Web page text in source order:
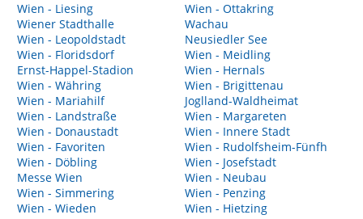
Wien - Liesing
Wiener Stadthalle
Wien - Leopoldstadt
Wien - Floridsdorf
Ernst-Happel-Stadion
Wien - Währing
Wien - Mariahilf
Wien - Landstraße
Wien - Donaustadt
Wien - Favoriten
Wien - Döbling
Messe Wien
Wien - Simmering
Wien - Wieden
Wien - Ottakring
Wachau
Neusiedler See
Wien - Meidling
Wien - Hernals
Wien - Brigittenau
Joglland-Waldheimat
Wien - Margareten
Wien - Innere Stadt
Wien - Rudolfsheim-Fünfh
Wien - Josefstadt
Wien - Neubau
Wien - Penzing
Wien - Hietzing